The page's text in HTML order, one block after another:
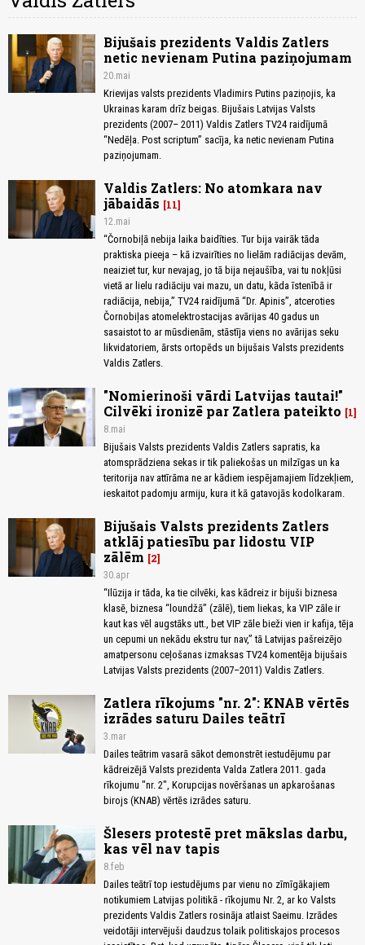
Bijušais prezidents Valdis Zatlers
netic nevienam Putina paziņojumam
20.mai
Krievijas valsts prezidents Vladimirs Putins paziņojis, ka
Ukrainas karam drīz beigas. Bijušais Latvijas Valsts
prezidents (2007– 2011) Valdis Zatlers TV24 raidījumā
“Nedēļa. Post scriptum” sacīja, ka netic nevienam Putina
paziņojumam.
Valdis Zatlers: No atomkara nav
jābaidās
11
12.mai
“Čornobiļā nebija laika baidīties. Tur bija vairāk tāda
praktiska pieeja – kā izvairīties no lielām radiācijas devām,
neaiziet tur, kur nevajag, jo tā bija nejaušība, vai tu nokļūsi
vietā ar lielu radiāciju vai mazu, un datu, kāda īstenībā ir
radiācija, nebija,” TV24 raidījumā “Dr. Apinis”, atceroties
Čornobiļas atomelektrostacijas avārijas 40 gadus un
sasaistot to ar mūsdienām, stāstīja viens no avārijas seku
likvidatoriem, ārsts ortopēds un bijušais Valsts prezidents
Valdis Zatlers.
"Nomierinoši vārdi Latvijas tautai!"
Cilvēki ironizē par Zatlera pateikto
1
8.mai
Bijušais Valsts prezidents Valdis Zatlers sapratis, ka
atomsprādziena sekas ir tik paliekošas un milzīgas un ka
teritorija nav attīrāma ne ar kādiem iespējamajiem līdzekļiem,
ieskaitot padomju armiju, kura it kā gatavojās kodolkaram.
Bijušais Valsts prezidents Zatlers
atklāj patiesību par lidostu VIP
zālēm
2
30.apr
“Ilūzija ir tāda, ka tie cilvēki, kas kādreiz ir bijuši biznesa
klasē, biznesa “loundžā” (zālē), tiem liekas, ka VIP zāle ir
kaut kas vēl augstāks utt., bet VIP zāle bieži vien ir kafija, tēja
un cepumi un nekādu ekstru tur nav,” tā Latvijas pašreizējo
amatpersonu ceļošanas izmaksas TV24 komentēja bijušais
Latvijas Valsts prezidents (2007–2011) Valdis Zatlers.
Zatlera rīkojums "nr. 2": KNAB vērtēs
izrādes saturu Dailes teātrī
3.mar
Dailes teātrim vasarā sākot demonstrēt iestudējumu par
kādreizējā Valsts prezidenta Valda Zatlera 2011. gada
rīkojumu "nr. 2", Korupcijas novēršanas un apkarošanas
birojs (KNAB) vērtēs izrādes saturu.
Šlesers protestē pret mākslas darbu,
kas vēl nav tapis
8.feb
Dailes teātrī top iestudējums par vienu no zīmīgākajiem
notikumiem Latvijas politikā - rīkojumu Nr. 2, ar ko Valsts
prezidents Valdis Zatlers rosināja atlaist Saeimu. Izrādes
veidotāji intervējuši daudzus tolaik politiskajos procesos